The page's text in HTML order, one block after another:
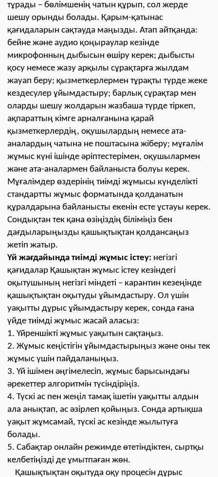
тұрады – бөлімшенің чатын құрып, сол жерде
шешу орынды болады. Қарым-қатынас
қағидаларын сақтауда маңызды. Атап айтқанда:
бейне және аудио қоңыраулар кезінде
микрофонның дыбысын өшіру керек; дыбысты
қосу немесе жазу арқылы сұрақтарға жылдам
жауап беру; қызметкерлермен тұрақты түрде жеке
кездесулер ұйымдастыру; барлық сұрақтар мен
оларды шешу жолдарын жазбаша түрде тіркеп,
ақпараттың кімге арналғанына қарай
қызметкерлердің, оқушылардың немесе ата-
аналардың чатына не поштасына жіберу; мұғалім
жұмыс күні ішінде әріптестерімен, оқушылармен
және ата-аналармен байланыста болуы керек.
Мұғалімдер өздерінің тиімді жұмысы күнделікті
стандартты жұмыс форматында қолданатын
құралдарына байланысты екенін есте ұстауы керек.
Сондықтан тек қана өзіңіздің біліміңіз бен
дағдыларыңызды қашықтықтан қолдансаңыз
жетіп жатыр.
Үй жағдайында тиімді жұмыс істеу: негізгі
қағидалар Қашықтан жұмыс істеу кезіндегі
оқытушының негізгі міндеті – карантин кезеңінде
қашықтықтан оқытуды ұйымдастыру. Ол үшін
уақытты дұрыс ұйымдастыру керек, сонда ғана
үйде тиімді жұмыс жасай аласыз:
1. Үйреншікті жұмыс уақытын сақтаңыз.
2. Жұмыс кеңістігін ұйымдастырыңыз және оны тек
жұмыс үшін пайдаланыңыз.
3. Үй ішімен әңгімелесіп, жұмыс барысындағы
әрекеттер алгоритмін түсіндіріңіз.
4. Түскі ас пен жеңіл тамақ ішетін уақытты алдын
ала анықтап, ас әзірлеп қойыңыз. Сонда артықша
уақыт жұмсамай, түскі ас кезінде жылытуға
болады.
5. Сабақтар онлайн режимде өтетіндіктен, сыртқы
келбетіңізді де ұмытпаған жөн.
Қашықтықтан оқытуда оқу процесін дұрыс